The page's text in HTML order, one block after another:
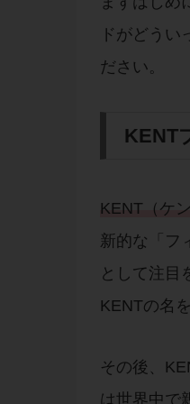
ドがどう
ださい。
KENT
KENT（ケ
新的な「フ
として注目
KENTの名
その後、
は世界中で